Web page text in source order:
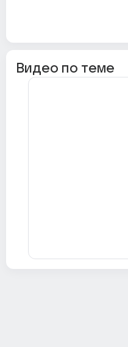
Видео по теме